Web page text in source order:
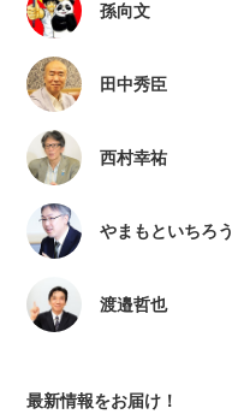
孫向文
田中秀臣
西村幸祐
やまもといちろう
渡邉哲也
最新情報をお届け！